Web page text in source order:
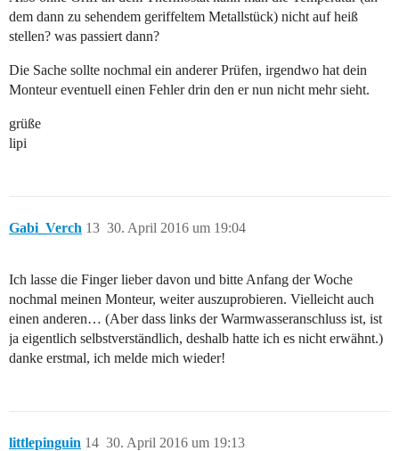
dem dann zu sehendem geriffeltem Metallstück) nicht auf heiß
stellen? was passiert dann?
Die Sache sollte nochmal ein anderer Prüfen, irgendwo hat dein
Monteur eventuell einen Fehler drin den er nun nicht mehr sieht.
grüße
lipi
Gabi_Verch 30. April 2016 um 19:04
13
Ich lasse die Finger lieber davon und bitte Anfang der Woche
nochmal meinen Monteur, weiter auszuprobieren. Vielleicht auch
einen anderen… (Aber dass links der Warmwasseranschluss ist, ist
ja eigentlich selbstverständlich, deshalb hatte ich es nicht erwähnt.)
danke erstmal, ich melde mich wieder!
littlepinguin 30. April 2016 um 19:13
14